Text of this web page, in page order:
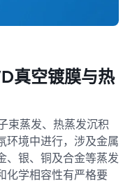
真空镀膜与热
束蒸发、热蒸发沉积
环境中进行，涉及金属
、银、铜及合金等蒸发
化学相容性有严格要